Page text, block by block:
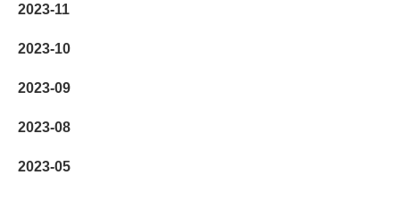
2023-11
2023-10
2023-09
2023-08
2023-05